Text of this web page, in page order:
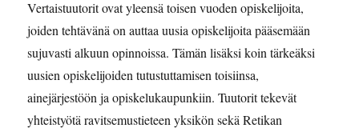
Vertaistuutorit ovat yleensä toisen vuoden opiskelijoita,
joiden tehtävänä on auttaa uusia opiskelijoita pääsemään
sujuvasti alkuun opinnoissa. Tämän lisäksi koin tärkeäksi
uusien opiskelijoiden tutustuttamisen toisiinsa,
ainejärjestöön ja opiskelukaupunkiin. Tuutorit tekevät
yhteistyötä ravitsemustieteen yksikön sekä Retikan